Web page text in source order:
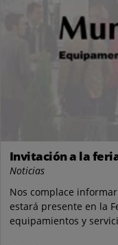
Invitación a la
Noticias
Nos complace
estará presente en la
equipamientos y